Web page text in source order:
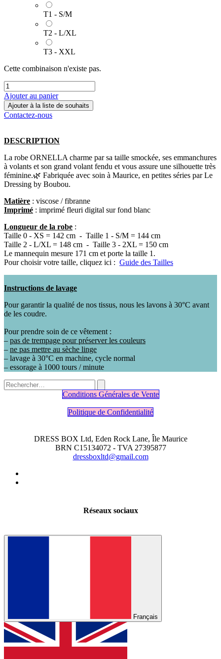
T1 - S/M
T2 - L/XL
T3 - XXL
Cette combinaison n'existe pas.
Ajouter au panier
Ajouter à la liste de souhaits
Contactez-nous
DESCRIPTION
La robe ORNELLA charme par sa taille smockée, ses emmanchures
à volants et son grand volant fendu et vous assure une silhouette très
féminine.🌿 Fabriquée avec soin à Maurice, en petites séries par Le
Dressing by Boubou.
Matière : viscose / fibranne
Imprimé : imprimé fleuri digital sur fond blanc
Longueur de la robe :
Taille 0 - XS = 142 cm - Taille 1 - S/M = 144 cm
Taille 2 - L/XL = 148 cm - Taille 3 - 2XL = 150 cm
Le mannequin mesure 171 cm et porte la taille 1.
Pour choisir votre taille, cliquez ici : Guide des Tailles
Instructions de lavage
Pour garantir la qualité de nos tissus, nous les lavons à 30°C avant
de les coudre.
Pour prendre soin de ce vêtement :
– pas de trempage pour préserver les couleurs
– ne pas mettre au sèche linge
– lavage à 30°C en machine, cycle normal
– essorage à 1000 tours / minute
Conditions Générales de Vente
Politique de Confidentialité
DRESS BOX Ltd, Eden Rock Lane, Île Maurice
BRN C15134072 - TVA 27395877
dressboxltd@gmail.com
Réseaux sociaux
Français